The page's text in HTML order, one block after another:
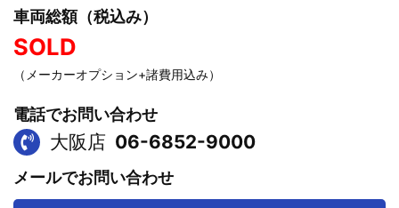
車両総額（税込み）
SOLD
（メーカーオプション+諸費用込み）
電話でお問い合わせ
大阪店 06-6852-9000
メールでお問い合わせ